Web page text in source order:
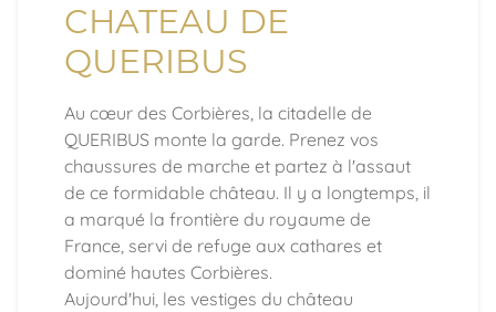
CHATEAU DE
QUERIBUS
Au cœur des Corbières, la citadelle de
QUERIBUS monte la garde. Prenez vos
chaussures de marche et partez à l'assaut
de ce formidable château. Il y a longtemps, il
a marqué la frontière du royaume de
France, servi de refuge aux cathares et
dominé hautes Corbières.
Aujourd'hui, les vestiges du château